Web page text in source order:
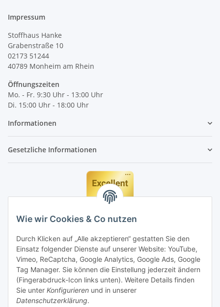
Wie wir Cookies & Co nutzen
Durch Klicken auf „Alle akzeptieren“ gestatten Sie den
Einsatz folgender Dienste auf unserer Website: YouTube,
Vimeo, ReCaptcha, Google Analytics, Google Ads, Google
Tag Manager. Sie können die Einstellung jederzeit ändern
(Fingerabdruck-Icon links unten). Weitere Details finden
Sie unter Konfigurieren und in unserer
Datenschutzerklärung.
Impressum
Stoffhaus Hanke
Grabenstraße 10
02173 51244
40789 Monheim am Rhein
Öffnungszeiten
Mo. - Fr. 9:30 Uhr - 13:00 Uhr
Di. 15:00 Uhr - 18:00 Uhr
Informationen
Gesetzliche Informationen